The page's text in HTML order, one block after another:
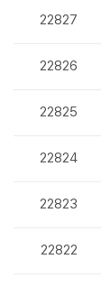
22827
22826
22825
22824
22823
22822